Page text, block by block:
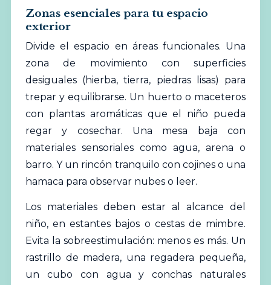
Zonas esenciales para tu espacio
exterior
Divide el espacio en áreas funcionales. Una
zona de movimiento con superficies
desiguales (hierba, tierra, piedras lisas) para
trepar y equilibrarse. Un huerto o maceteros
con plantas aromáticas que el niño pueda
regar y cosechar. Una mesa baja con
materiales sensoriales como agua, arena o
barro. Y un rincón tranquilo con cojines o una
hamaca para observar nubes o leer.
Los materiales deben estar al alcance del
niño, en estantes bajos o cestas de mimbre.
Evita la sobreestimulación: menos es más. Un
rastrillo de madera, una regadera pequeña,
un cubo con agua y conchas naturales